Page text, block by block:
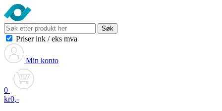
Søk
Priser ink / eks mva
Min konto
0
kr0,-